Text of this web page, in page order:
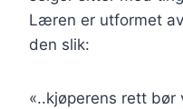
Læren er utformet
den slik:
«..kjøperens rett